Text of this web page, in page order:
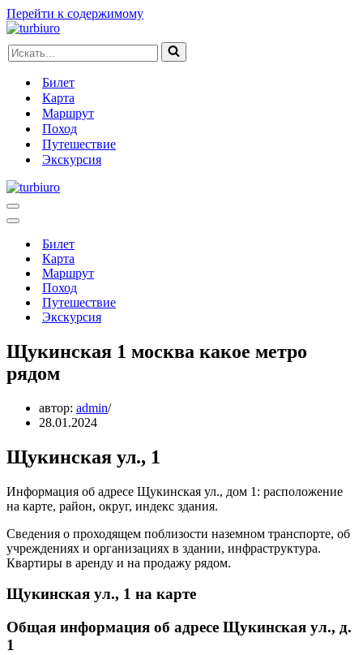
Перейти к содержимому
Искать...
Билет
Карта
Маршрут
Поход
Путешествие
Экскурсия
Меню
навигации
Меню
навигацииБилет
Карта
Маршрут
Поход
Путешествие
Экскурсия
Щукинская 1 москва какое метро
рядом
автор: admin
28.01.2024
Щукинская ул., 1
Информация об адресе Щукинская ул., дом 1: расположение
на карте, район, округ, индекс здания.
Сведения о проходящем поблизости наземном транспорте, об
учреждениях и организациях в здании, инфраструктура.
Квартиры в аренду и на продажу рядом.
Щукинская ул., 1 на карте
Общая информация об адресе Щукинская ул., д.
1